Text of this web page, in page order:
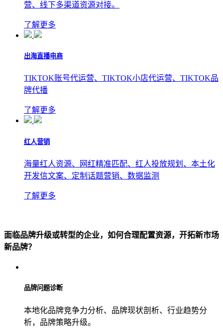
营、线下多渠道资源对接。
了解更多
出海直播电商
TIKTOK账号代运营、TIKTOK小店代运营、TIKTOK品
牌代播
了解更多
红人营销
海量红人资源、网红精准匹配、红人投放规划、本土化
开发信文案、定制话题营销、数据监测
了解更多
面临品牌升级或转型的企业，如何合理配置资源，开拓新市场
新品牌？
品牌问题诊断
本地化品牌竞争力分析、品牌现状剖析、行业趋势分
析，品牌策略升级。